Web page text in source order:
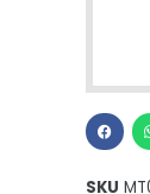
SKU